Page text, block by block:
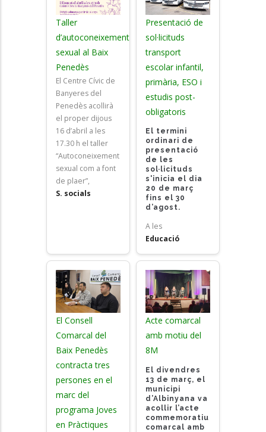
Taller
d’autoconeixement
sexual al Baix
Penedès
El Centre Cívic de
Banyeres del
Penedès acollirà
el proper dijous
16 d’abril a les
17.30 h el taller
“Autoconeixement
sexual com a font
de plaer”,
S. socials
Presentació de
sol·licituds
transport
escolar infantil,
primària, ESO i
estudis post-
obligatoris
El termini
ordinari de
presentació
de les
sol·licituds
s'inicia el dia
20 de març
fins el 30
d’agost.
A les
Educació
El Consell
Comarcal del
Baix Penedès
contracta tres
persones en el
marc del
programa Joves
en Pràctiques
Acte comarcal
amb motiu del
8M
El divendres
13 de març, el
municipi
d’Albinyana va
acollir l’acte
commemoratiu
comarcal amb